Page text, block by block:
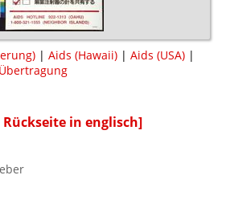
| Aids (Hawaii) | Aids (USA) |
in englisch]